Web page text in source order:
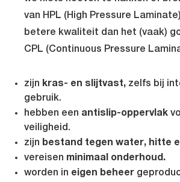
van HPL (High Pressure
betere kwaliteit dan het (vaak)
CPL (Continuous Pressure
zijn kras- en slijtvast, zelfs bij
gebruik.
hebben een antislip-oppervlak
veiligheid.
zijn bestand tegen water, hitte
vereisen minimaal onderhoud.
worden in eigen beheer